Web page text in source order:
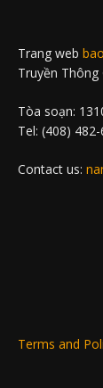
Trang web
Truyền Thông
Tòa soạn:
Tel: (408)
Contact us:
Terms and